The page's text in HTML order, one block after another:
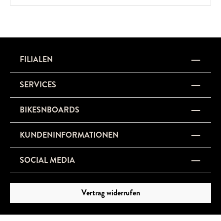
beinahe „telepathischen“ Fahreigenschaften.Das Sirrus X ist
FILIALEN
SERVICES
BIKESNBOARDS
KUNDENINFORMATIONEN
SOCIAL MEDIA
Vertrag widerrufen